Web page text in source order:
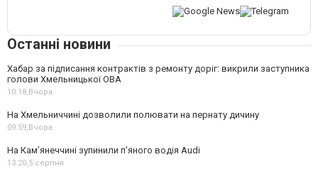
Останні новини
Хабар за підписання контрактів з ремонту доріг: викрили заступника
голови Хмельницької ОВА
10:18, Вчора
На Хмельниччині дозволили полювати на пернату дичину
09:59, Вчора
На Камʼянеччині зупинили п'яного водія Audi
13:20,5 серпня